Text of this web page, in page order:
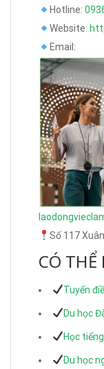
Hotline:
Website:
Email:
Số 117
CÓ THỂ
Tuyển
Du học
Học
Du học